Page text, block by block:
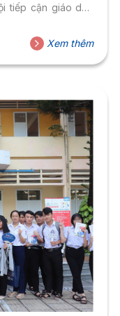
tiếp cận giáo dục
ngừng vươn
HSU từng bước
Xem thêm